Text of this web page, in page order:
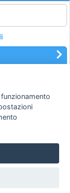
Scrivici
A. Costa, 2